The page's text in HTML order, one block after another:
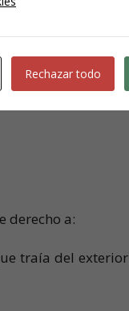
en la enfermería
otros internos
derecho a:
traía del exterior
Rechazar todo